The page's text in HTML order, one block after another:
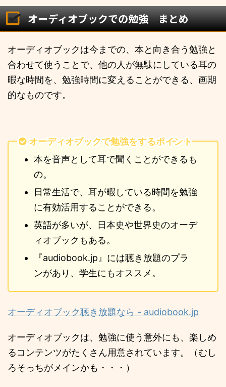
オーディオブックでの勉強 まとめ
オーディオブックは今までの、本と向き合う勉強と
合わせて使うことで、他の人が無駄にしている耳の
暇な時間を、勉強時間に変えることができる、画期
的なものです。
オーディオブックで勉強をするポイント
本を音声として耳で聞くことができるも
の。
日常生活で、耳が暇している時間を勉強
に有効活用することができる。
英語が多いが、日本史や世界史のオーデ
ィオブックもある。
『audiobook.jp』には聴き放題のプラ
ンがあり、学生にもオススメ。
オーディオブック聴き放題なら - audiobook.jp
オーディオブックは、勉強に使う意外にも、楽しめ
るコンテンツがたくさん用意されています。（むし
ろそっちがメインかも・・・）